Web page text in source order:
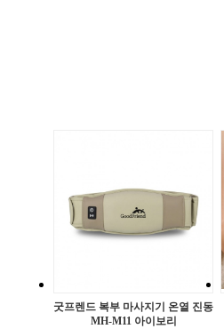
굿프렌드 복부 마사지기 온열 진동
MH-M11 아이보리